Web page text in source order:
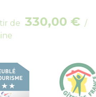
de 330,00 € /